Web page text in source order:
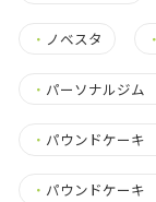
・ ノベスタ ・
・ パーソナルジ
・ パウンドケーキ
・ パウンドケーキ